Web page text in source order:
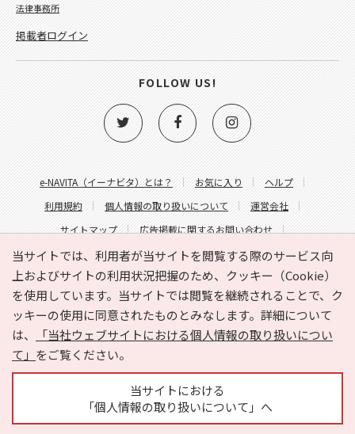
当サイトでは、利用者が当サイトを閲覧する際のサービス向
上およびサイトの利用状況把握のため、クッキー（Cookie）
を使用しています。当サイトでは閲覧を継続されることで、ク
ッキーの使用に同意されたものとみなします。詳細について
は、
「当社ウェブサイトにおける個人情報の取り扱いについ
て」 をご覧ください。
当サイトにおける
「個人情報の取り扱いについて」へ
e-NAVITA（イーナビタ）とは？ お気に入り
ヘルプ
利用規約
個人情報の取り扱いについて
運営会社
サイトマップ
広告掲載に関するお問い合わせ
サイトの内容に関するお問い合わせ
法律事務所
掲載者ログイン
FOLLOW US!
Copyright © HYOJITO.Co.,Ltd. All Rights Reserved.